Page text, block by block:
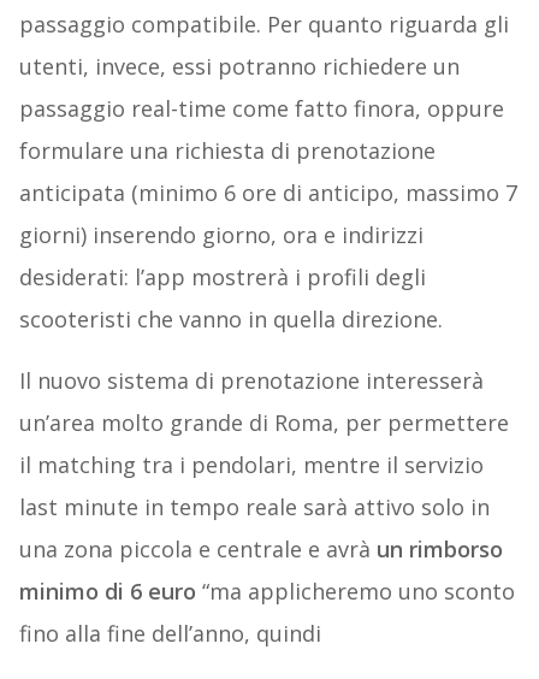
passaggio compatibile. Per quanto riguarda gli
utenti, invece, essi potranno richiedere un
passaggio real-time come fatto finora, oppure
formulare una richiesta di prenotazione
anticipata (minimo 6 ore di anticipo, massimo 7
giorni) inserendo giorno, ora e indirizzi
desiderati: l’app mostrerà i profili degli
scooteristi che vanno in quella direzione.
Il nuovo sistema di prenotazione interesserà
un’area molto grande di Roma, per permettere
il matching tra i pendolari, mentre il servizio
last minute in tempo reale sarà attivo solo in
una zona piccola e centrale e avrà un rimborso
minimo di 6 euro “ma applicheremo uno sconto
fino alla fine dell’anno, quindi